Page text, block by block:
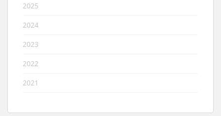
2025
2024
2023
2022
2021